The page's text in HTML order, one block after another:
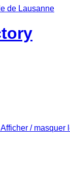
Afficher / masquer